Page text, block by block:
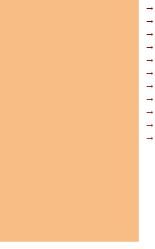
→
→
→
→
→
→
→
→
→
→
→